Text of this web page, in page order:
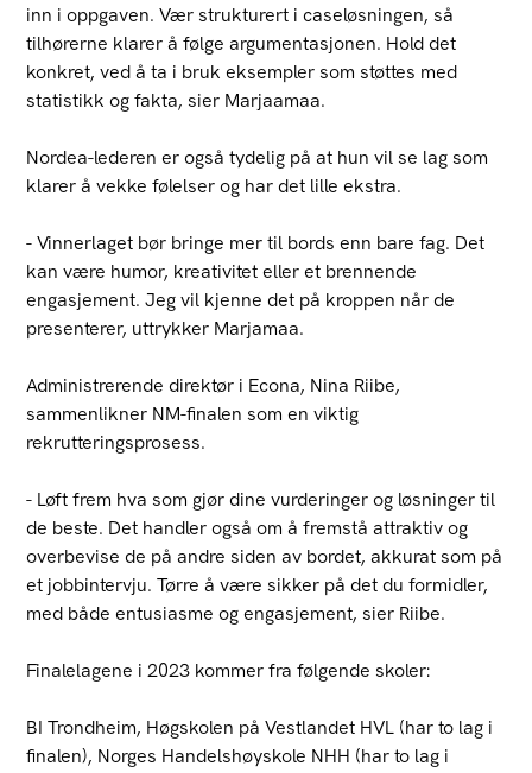
inn i oppgaven. Vær strukturert i caseløsningen, så
tilhørerne klarer å følge argumentasjonen. Hold det
konkret, ved å ta i bruk eksempler som støttes med
statistikk og fakta, sier Marjaamaa.
Nordea-lederen er også tydelig på at hun vil se lag som
klarer å vekke følelser og har det lille ekstra.
- Vinnerlaget bør bringe mer til bords enn bare fag. Det
kan være humor, kreativitet eller et brennende
engasjement. Jeg vil kjenne det på kroppen når de
presenterer, uttrykker Marjamaa.
Administrerende direktør i Econa, Nina Riibe,
sammenlikner NM-finalen som en viktig
rekrutteringsprosess.
- Løft frem hva som gjør dine vurderinger og løsninger til
de beste. Det handler også om å fremstå attraktiv og
overbevise de på andre siden av bordet, akkurat som på
et jobbintervju. Tørre å være sikker på det du formidler,
med både entusiasme og engasjement, sier Riibe.
Finalelagene i 2023 kommer fra følgende skoler:
BI Trondheim, Høgskolen på Vestlandet HVL (har to lag i
finalen), Norges Handelshøyskole NHH (har to lag i